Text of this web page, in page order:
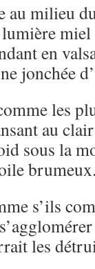
au milieu
miel
en
jonchée
les
au
sous la
s’ils
les